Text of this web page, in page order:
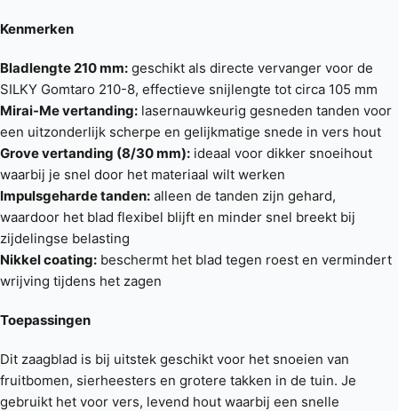
Kenmerken
Bladlengte 210 mm: geschikt als directe vervanger voor de
SILKY Gomtaro 210-8, effectieve snijlengte tot circa 105 mm
Mirai-Me vertanding: lasernauwkeurig gesneden tanden voor
een uitzonderlijk scherpe en gelijkmatige snede in vers hout
Grove vertanding (8/30 mm): ideaal voor dikker snoeihout
waarbij je snel door het materiaal wilt werken
Impulsgeharde tanden: alleen de tanden zijn gehard,
waardoor het blad flexibel blijft en minder snel breekt bij
zijdelingse belasting
Nikkel coating: beschermt het blad tegen roest en vermindert
wrijving tijdens het zagen
Toepassingen
Dit zaagblad is bij uitstek geschikt voor het snoeien van
fruitbomen, sierheesters en grotere takken in de tuin. Je
gebruikt het voor vers, levend hout waarbij een snelle